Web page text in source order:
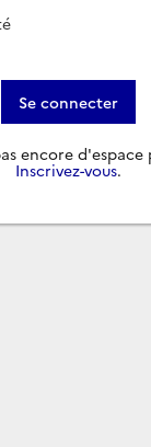
Se connecter
encore
Inscrivez-vous.